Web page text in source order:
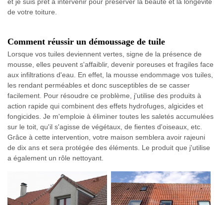
de votre toiture.
Comment réussir un démoussage de tuile
Lorsque vos tuiles deviennent vertes, signe de la présence de
mousse, elles peuvent s'affaiblir, devenir poreuses et fragiles face
aux infiltrations d'eau. En effet, la mousse endommage vos tuiles,
les rendant perméables et donc susceptibles de se casser
facilement. Pour résoudre ce problème, j'utilise des produits à
action rapide qui combinent des effets hydrofuges, algicides et
fongicides. Je m'emploie à éliminer toutes les saletés accumulées
sur le toit, qu'il s'agisse de végétaux, de fientes d'oiseaux, etc.
Grâce à cette intervention, votre maison semblera avoir rajeuni
de dix ans et sera protégée des éléments. Le produit que j'utilise
a également un rôle nettoyant.